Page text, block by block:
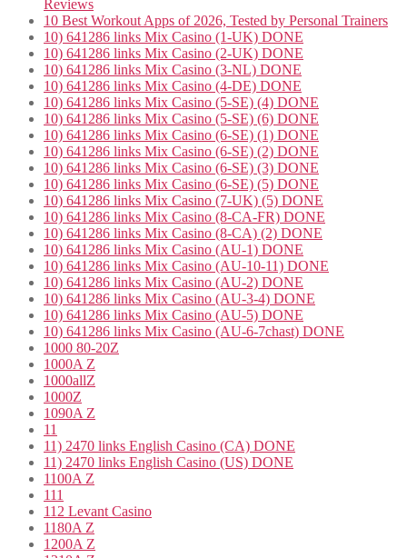
Reviews
10 Best Workout Apps of 2026, Tested by Personal Trainers
10) 641286 links Mix Casino (1-UK) DONE
10) 641286 links Mix Casino (2-UK) DONE
10) 641286 links Mix Casino (3-NL) DONE
10) 641286 links Mix Casino (4-DE) DONE
10) 641286 links Mix Casino (5-SE) (4) DONE
10) 641286 links Mix Casino (5-SE) (6) DONE
10) 641286 links Mix Casino (6-SE) (1) DONE
10) 641286 links Mix Casino (6-SE) (2) DONE
10) 641286 links Mix Casino (6-SE) (3) DONE
10) 641286 links Mix Casino (6-SE) (5) DONE
10) 641286 links Mix Casino (7-UK) (5) DONE
10) 641286 links Mix Casino (8-CA-FR) DONE
10) 641286 links Mix Casino (8-CA) (2) DONE
10) 641286 links Mix Casino (AU-1) DONE
10) 641286 links Mix Casino (AU-10-11) DONE
10) 641286 links Mix Casino (AU-2) DONE
10) 641286 links Mix Casino (AU-3-4) DONE
10) 641286 links Mix Casino (AU-5) DONE
10) 641286 links Mix Casino (AU-6-7chast) DONE
1000 80-20Z
1000A Z
1000allZ
1000Z
1090A Z
11
11) 2470 links English Casino (CA) DONE
11) 2470 links English Casino (US) DONE
1100A Z
111
112 Levant Casino
1180A Z
1200A Z